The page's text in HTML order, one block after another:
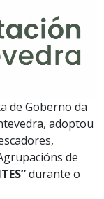
de Goberno da
adoptou
de
durante o